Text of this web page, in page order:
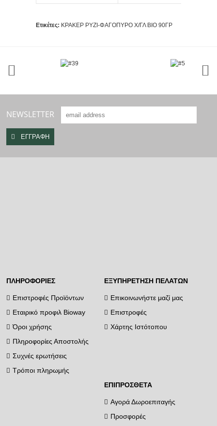
Ετικέτες: ΚΡΑΚΕΡ ΡΥΖΙ-ΦΑΓΟΠΥΡΟ Χ/ΓΛ ΒΙΟ 90ΓΡ
NEWSLETTER
ΠΛΗΡΟΦΟΡΊΕΣ
Επιστροφές Προϊόντων
Εταιρικό προφιλ Bioway
Όροι χρήσης
Πληροφορίες Αποστολής
Συχνές ερωτήσεις
Τρόποι πληρωμής
ΕΞΥΠΗΡΈΤΗΣΗ ΠΕΛΑΤΏΝ
Επικοινωνήστε μαζί μας
Επιστροφές
Χάρτης Ιστότοπου
ΕΠΙΠΡΌΣΘΕΤΑ
Αγορά Δωροεπιταγής
Προσφορές